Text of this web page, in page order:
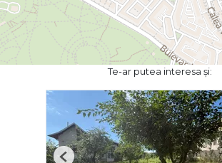
Te-ar putea interesa și: